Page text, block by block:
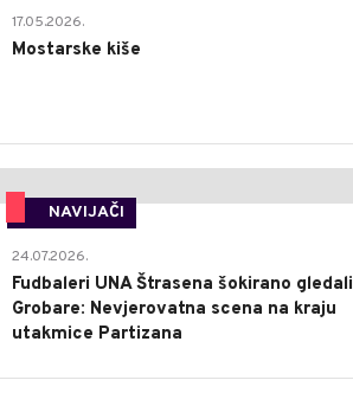
17.05.2026.
Mostarske kiše
NAVIJAČI
24.07.2026.
Fudbaleri UNA Štrasena šokirano gledali
Grobare: Nevjerovatna scena na kraju
utakmice Partizana